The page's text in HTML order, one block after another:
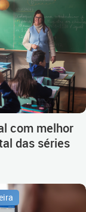
com melhor
das séries